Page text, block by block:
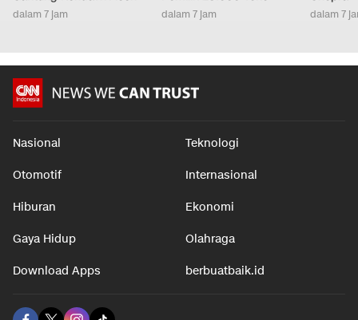
dalam 7 jam dalam 7 jam dalam 7
Nasional Teknologi
Otomotif Internasional
Hiburan Ekonomi
Gaya Hidup Olahraga
Download Apps berbuatbaik.id